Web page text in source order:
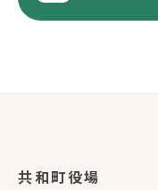
共和町役場